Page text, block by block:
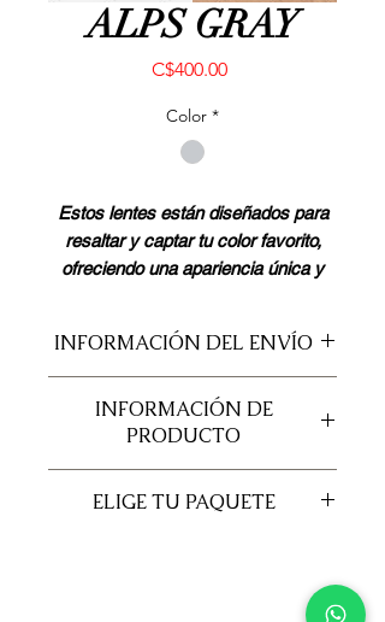
ALPS GRAY
C$400.00Precio
Color *
Estos lentes están diseñados para
resaltar y captar tu color favorito,
ofreciendo una apariencia única y
INFORMACIÓN DEL ENVÍO
servicio de envio a domicilio en el
casco urbano de managua, valor
adicional según dirección.
Envío a los Departamentos por medio
de Cargotrans, Buses, Interlocales y
INFORMACIÓN DE
PRODUCTO
B.C: 8.5mm
ELIGE TU PAQUETE
Un par de Lentes de Contacto